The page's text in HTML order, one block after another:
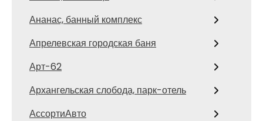
Ананас, банный комплекс
Апрелевская городская баня
Арт-62
Архангельская слобода, парк-отель
АссортиАвто